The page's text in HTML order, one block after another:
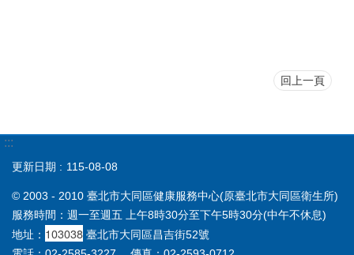
回上一頁
:::
更新日期 115-08-08
© 2003 - 2010 臺北市大同區健康服務中心(原臺北市大同區衛生所)
服務時間：週一至週五 上午8時30分至下午5時30分(中午不休息)
地址： 103038 臺北市大同區昌吉街52號